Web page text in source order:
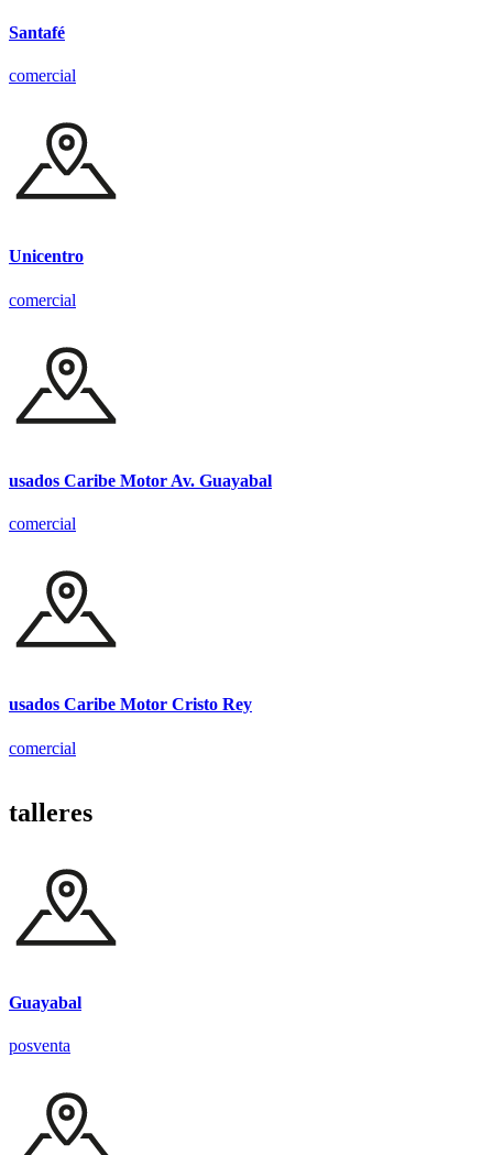
Santafé
comercial
Unicentro
comercial
usados Caribe Motor Av. Guayabal
comercial
usados Caribe Motor Cristo Rey
comercial
talleres
Guayabal
posventa